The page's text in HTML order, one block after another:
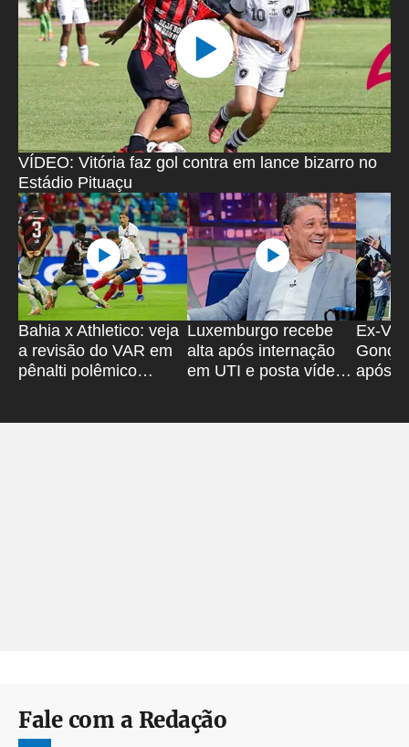
VÍDEO: Vitória faz gol contra em lance bizarro no
Estádio Pituaçu
Bahia x Athletico: veja
a revisão do VAR em
pênalti polêmico
Luxemburgo recebe
alta após internação
em UTI e posta vídeo;
Ex-
após
Fale com a Redação